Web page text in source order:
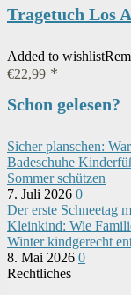
Tragetuch Los
Added to wishlist
€22,99
Schon gelesen?
Sicher planschen:
Badeschuhe
Sommer schützen
7. Juli 2026 0
Der erste Schneetag
Kleinkind: Wie
Winter kindgerecht
8. Mai 2026 0
Rechtliches